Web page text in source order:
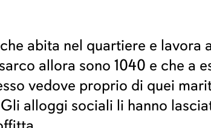
abita nel quartiere e lavora
allora sono 1040 e che a
vedove proprio di quei
alloggi sociali li hanno